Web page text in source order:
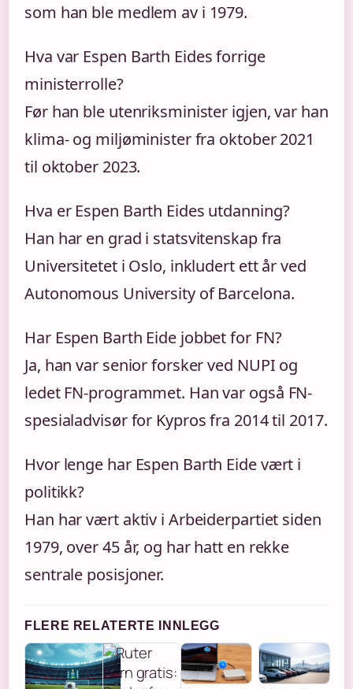
som han ble medlem av i 1979.
Hva var Espen Barth Eides forrige
ministerrolle?
Før han ble utenriksminister igjen, var han
klima- og miljøminister fra oktober 2021
til oktober 2023.
Hva er Espen Barth Eides utdanning?
Han har en grad i statsvitenskap fra
Universitetet i Oslo, inkludert ett år ved
Autonomous University of Barcelona.
Har Espen Barth Eide jobbet for FN?
Ja, han var senior forsker ved NUPI og
ledet FN-programmet. Han var også FN-
spesialadvisør for Kypros fra 2014 til 2017.
Hvor lenge har Espen Barth Eide vært i
politikk?
Han har vært aktiv i Arbeiderpartiet siden
1979, over 45 år, og har hatt en rekke
sentrale posisjoner.
FLERE RELATERTE INNLEGG